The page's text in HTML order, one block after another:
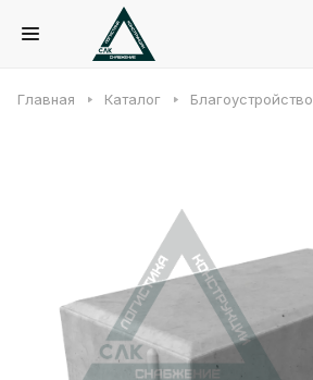
Главная Каталог Благоустройство